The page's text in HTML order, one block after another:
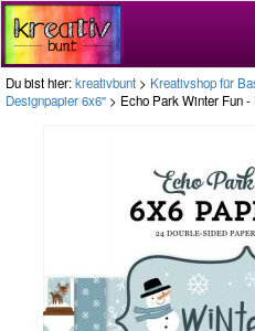
Du bist hier:kreativbunt > Kreativshop für
Designpapier 6x6'' > Echo Park Winter Fun -